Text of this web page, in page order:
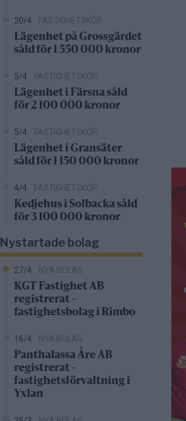
20/4 FASTIGHETSKÖP
Lägenhet på Grossgärdet
såld för 1 550 000 kronor
5/4 FASTIGHETSKÖP
Lägenhet i Färsna såld
för 2 100 000 kronor
5/4 FASTIGHETSKÖP
Lägenhet i Gransäter
såld för 1 150 000 kronor
4/4 FASTIGHETSKÖP
Kedjehus i Solbacka såld
för 3 100 000 kronor
Nystartade bolag
27/4 NYA BOLAG
KGT Fastighet AB
registrerat –
fastighetsbolag i Rimbo
16/4 NYA BOLAG
Panthalassa Åre AB
registrerat –
fastighetsförvaltning i
Yxlan